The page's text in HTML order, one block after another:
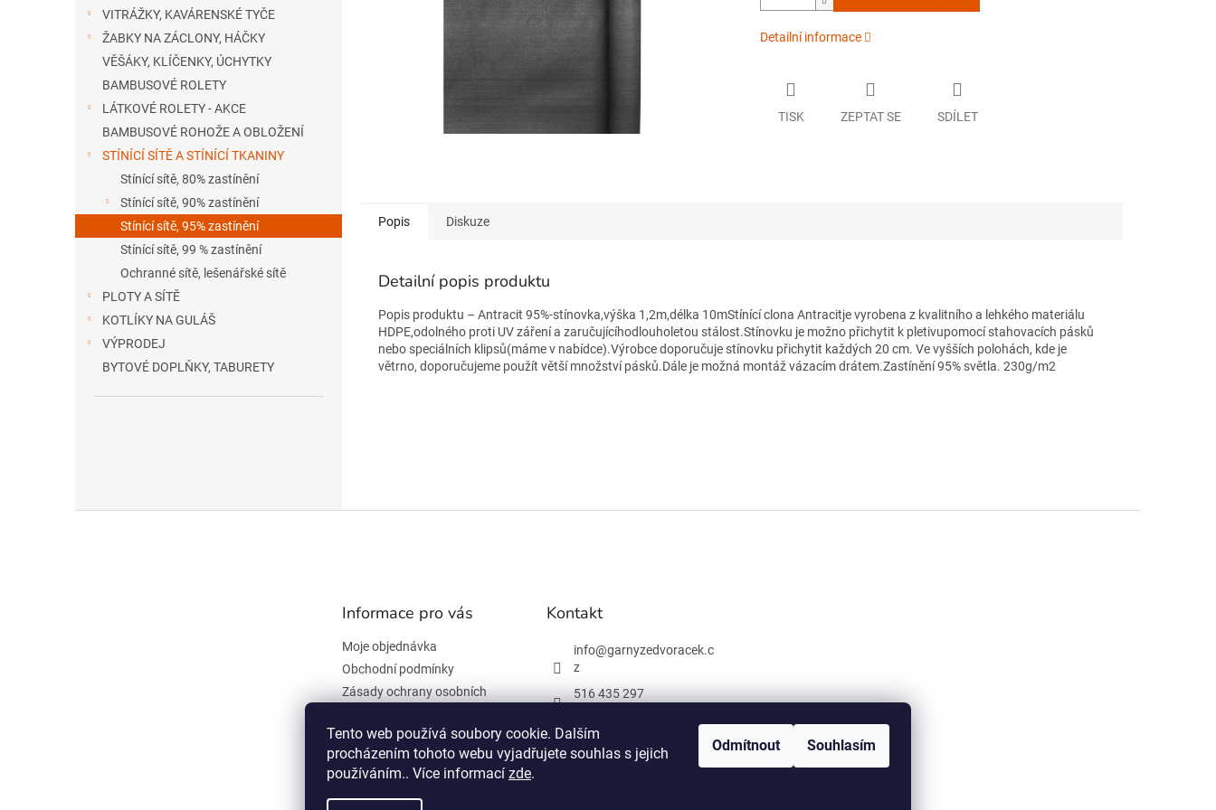
Tento web používá soubory cookie. Dalším
procházením tohoto webu vyjadřujete souhlas s jejich
používáním.. Více informací zde.
Odmítnout Souhlasím
VITRÁŽKY, KAVÁRENSKÉ TYČE
ŽABKY NA ZÁCLONY, HÁČKY
VĚŠÁKY, KLÍČENKY, ÚCHYTKY
BAMBUSOVÉ ROLETY
LÁTKOVÉ ROLETY - AKCE
BAMBUSOVÉ ROHOŽE A OBLOŽENÍ
STÍNÍCÍ SÍTĚ A STÍNÍCÍ TKANINY
Stínící sítě, 80% zastínění
Stínící sítě, 90% zastínění
Stínící sítě, 95% zastínění
Stínící sítě, 99 % zastínění
Ochranné sítě, lešenářské sítě
PLOTY A SÍTĚ
KOTLÍKY NA GULÁŠ
VÝPRODEJ
BYTOVÉ DOPLŇKY, TABURETY
Detailní informace
TISK ZEPTAT SE SDÍLET
Popis Diskuze
Detailní popis produktu
Popis produktu – Antracit 95%-stínovka,výška 1,2m,délka 10mStínící clona Antracitje vyrobena z kvalitního a lehkého materiálu
HDPE,odolného proti UV záření a zaručujícíhodlouholetou stálost.Stínovku je možno přichytit k pletivupomocí stahovacích pásků
nebo speciálních klipsů(máme v nabídce).Výrobce doporučuje stínovku přichytit každých 20 cm. Ve vyšších polohách, kde je
větrno, doporučujeme použít větší množství pásků.Dále je možná montáž vázacím drátem.Zastínění 95% světla. 230g/m2
Informace pro vás
Moje objednávka
Obchodní podmínky
Zásady ochrany osobních
Kontakty
Všeobecné informace
Kontakt
info@garnyzedvoracek.c
z
516 435 297
Facebook